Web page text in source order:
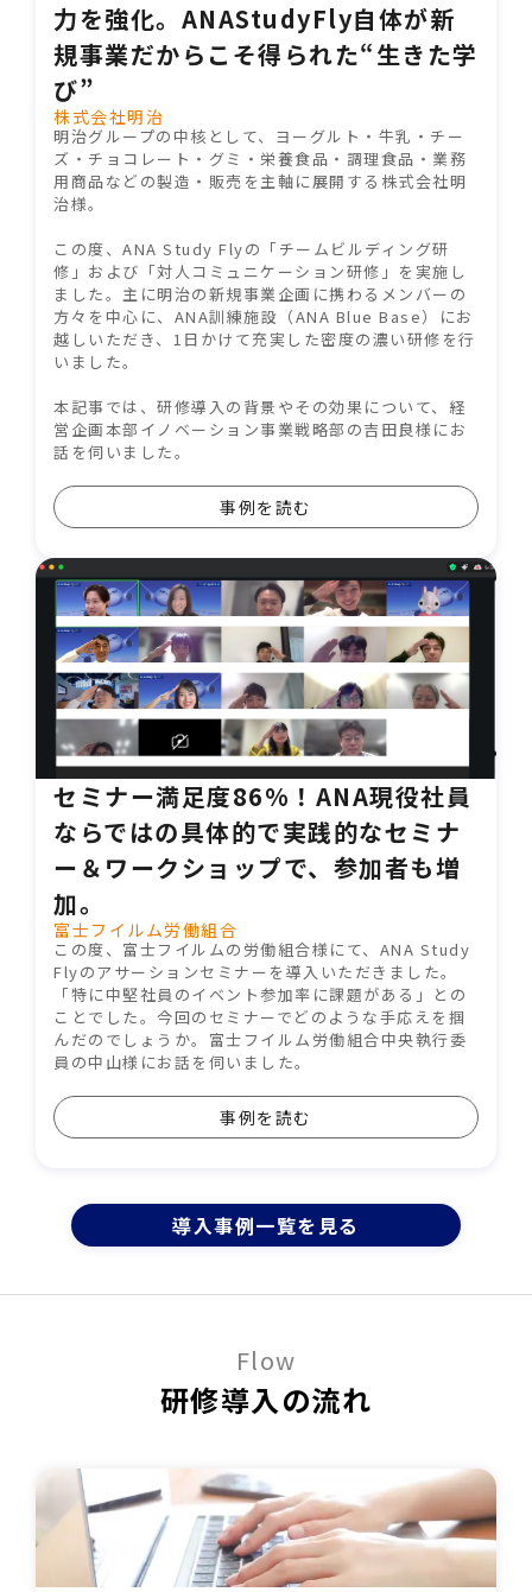
力を強化。ANAStudyFly自体が新
規事業だからこそ得られた“生きた学
び”
株式会社明治
明治グループの中核として、ヨーグルト・牛乳・チー
ズ・チョコレート・グミ・栄養食品・調理食品・業務
用商品などの製造・販売を主軸に展開する株式会社明
治様。
この度、ANA Study Flyの「チームビルディング研
修」および「対人コミュニケーション研修」を実施し
ました。主に明治の新規事業企画に携わるメンバーの
方々を中心に、ANA訓練施設（ANA Blue Base）にお
越しいただき、1日かけて充実した密度の濃い研修を行
いました。
本記事では、研修導入の背景やその効果について、経
営企画本部イノベーション事業戦略部の吉田良様にお
話を伺いました。
事例を読む
セミナー満足度86%！ANA現役社員
ならではの具体的で実践的なセミナ
ー＆ワークショップで、参加者も増
加。
富士フイルム労働組合
この度、富士フイルムの労働組合様にて、ANA Study
Flyのアサーションセミナーを導入いただきました。
「特に中堅社員のイベント参加率に課題がある」との
ことでした。今回のセミナーでどのような手応えを掴
んだのでしょうか。富士フイルム労働組合中央執行委
員の中山様にお話を伺いました。
事例を読む
導⼊事例⼀覧を⾒る
Flow
研修導入の流れ